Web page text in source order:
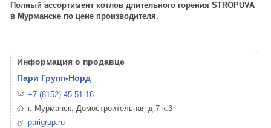
Полный ассортимент котлов длительного горения STROPUVA
в Мурманске по цене производителя.
Информация о продавце
Пари Групп-Норд
+7 (8152) 45-51-16
г. Мурманск, Домостроительная д.7 к.3
parigrup.ru